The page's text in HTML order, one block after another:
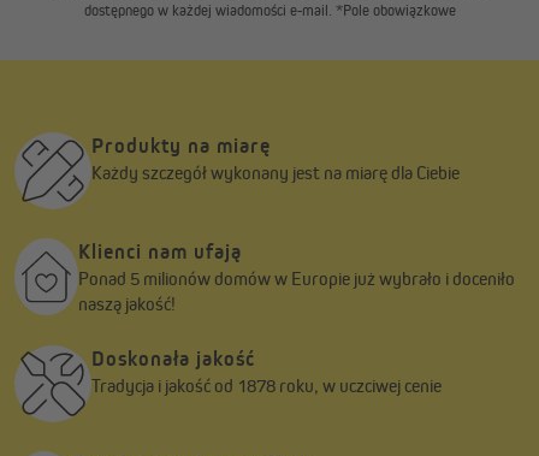
dostępnego w każdej wiadomości e-mail. *Pole obowiązkowe
Produkty na miarę
Każdy szczegół wykonany jest na miarę dla Ciebie
Klienci nam ufają
Ponad 5 milionów domów w Europie już wybrało i doceniło
naszą jakość!
Doskonała jakość
Tradycja i jakość od 1878 roku, w uczciwej cenie